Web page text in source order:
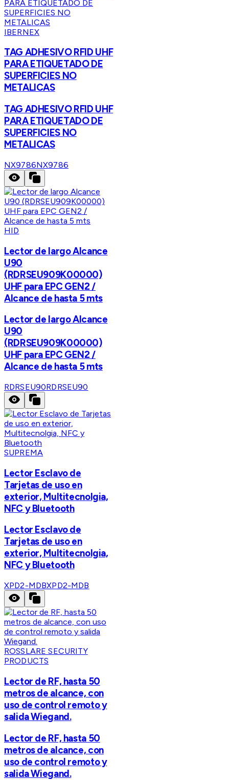
IBERNEX
TAG ADHESIVO RFID UHF
PARA ETIQUETADO DE
SUPERFICIES NO
METALICAS
TAG ADHESIVO RFID UHF
PARA ETIQUETADO DE
SUPERFICIES NO
METALICAS
NX9786NX9786
HID
Lector de largo Alcance
U90
(RDRSEU909K00000)
UHF para EPC GEN2 /
Alcance de hasta 5 mts
Lector de largo Alcance
U90
(RDRSEU909K00000)
UHF para EPC GEN2 /
Alcance de hasta 5 mts
RDRSEU90RDRSEU90
SUPREMA
Lector Esclavo de
Tarjetas de uso en
exterior, Multitecnolgia,
NFC y Bluetooth
Lector Esclavo de
Tarjetas de uso en
exterior, Multitecnolgia,
NFC y Bluetooth
XPD2-MDBXPD2-MDB
ROSSLARE SECURITY
PRODUCTS
Lector de RF, hasta 50
metros de alcance, con
uso de control remoto y
salida Wiegand.
Lector de RF, hasta 50
metros de alcance, con
uso de control remoto y
salida Wiegand.